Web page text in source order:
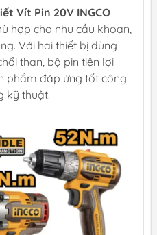
Vít Pin 20V INGCO
hợp cho nhu cầu khoan,
Với hai thiết bị dùng
than, bộ pin tiện lợi
phẩm đáp ứng tốt công
kỹ thuật.